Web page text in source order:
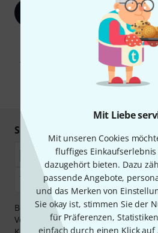
Mit Liebe
Mit unseren Cookies
fluffiges
dazugehört bieten. Dazu
passende Angebote,
und das Merken von
Sie okay ist, stimmen Sie der
für Präferenzen,
einfach durch einen Klick auf
Jetzt
Mit Klick auf „Jetzt anmelden“ stimmen
Werbung und einer Messung des E-
Abmeldung ist jederzeit möglich. Weitere
unseren
* Pflichtfeld
Sicher einkaufen & bezahlen
Bezahlen Sie vertraulich und
Vorkasse, PayPal, Amazon Pay,